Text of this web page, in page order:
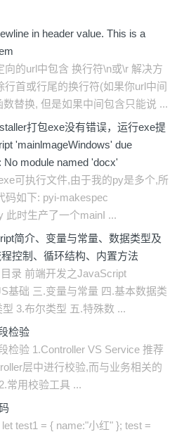
in header value. This is a
向的url中包含 换行符\n或\r 解决方
行首或行尾的换行符(如果你url中间
替换, 但是如果中间包含只能说 ...
打包exe没有错误，运行exe提
'mainlmageWindows' due
No module named 'docx'
可执行文件,由于我的py是多个,所
码如下: pyi-makespec
此时生产了一个mainI ...
简介、变量与常量、数据类型及
控制、循环结构、内置方法
录 前端开发之JavaScript
基础 三.变量与常量 四.基本数据类
3.布尔类型 五.特殊数 ...
检验
检验 1.Controller VS Service 推荐
层中进行校验,而与业务相关的
常用校验工具 ...
test1 = { name:"小红" }; test =